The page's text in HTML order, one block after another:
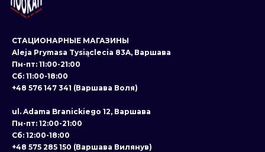
СТАЦИОНАРНЫЕ МАГАЗИНЫ
Aleja Prymasa Tysiąclecia 83A, Варшава
Пн-пт: 11:00-21:00
Сб: 11:00-18:00
+48 576 147 341 (Варшава Воля)
ul. Adama Branickiego 12, Варшава
Пн-пт: 12:00-21:00
Сб: 12:00-18:00
+48 575 285 150 (Варшава Вилянув)